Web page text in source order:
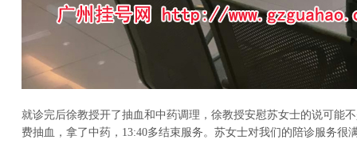
就诊完后徐教授开了抽血和中药调理，徐教授安慰苏女士的说可能
费抽血，拿了中药，13:40多结束服务。苏女士对我们的陪诊服务很